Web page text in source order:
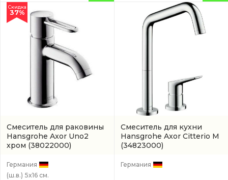
Смеситель для раковины
Hansgrohe Axor Uno2
хром (38022000)
Скидка
37%
Германия
(ш.в.) 5x16 см.
Смеситель для кухни
Hansgrohe Axor Citterio M
(34823000)
Германия